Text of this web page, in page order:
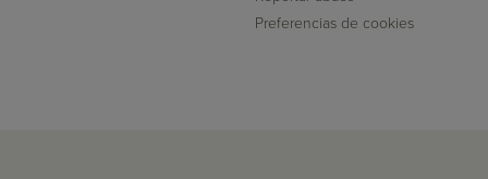
Preferencias de cookies